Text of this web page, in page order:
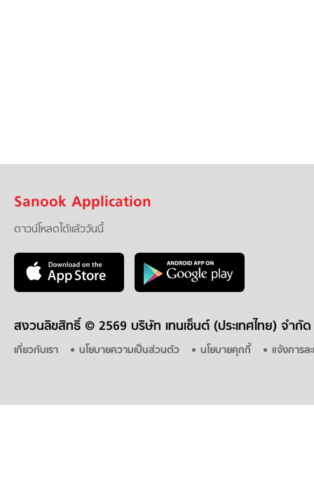
Sanook Application
ดาวน์โหลดได้แล้ววันนี้
สงวนลิขสิทธิ์ © 2569 บริษัท เทนเซ็นต์ (ประเทศไทย) จำกัด
เกี่ยวกับเรา นโยบายความเป็นส่วนตัว นโยบายคุกกี้ แจ้งการล